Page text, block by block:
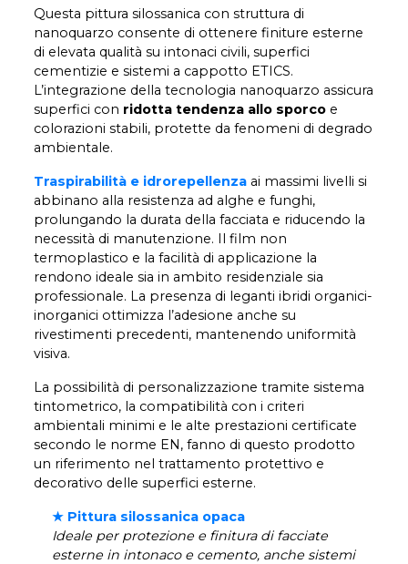
Questa pittura silossanica con struttura di
nanoquarzo consente di ottenere finiture esterne
di elevata qualità su intonaci civili, superfici
cementizie e sistemi a cappotto ETICS.
L’integrazione della tecnologia nanoquarzo assicura
superfici con ridotta tendenza allo sporco e
colorazioni stabili, protette da fenomeni di degrado
ambientale.
Traspirabilità e idrorepellenza ai massimi livelli si
abbinano alla resistenza ad alghe e funghi,
prolungando la durata della facciata e riducendo la
necessità di manutenzione. Il film non
termoplastico e la facilità di applicazione la
rendono ideale sia in ambito residenziale sia
professionale. La presenza di leganti ibridi organici-
inorganici ottimizza l’adesione anche su
rivestimenti precedenti, mantenendo uniformità
visiva.
La possibilità di personalizzazione tramite sistema
tintometrico, la compatibilità con i criteri
ambientali minimi e le alte prestazioni certificate
secondo le norme EN, fanno di questo prodotto
un riferimento nel trattamento protettivo e
decorativo delle superfici esterne.
★ Pittura silossanica opaca
Ideale per protezione e finitura di facciate
esterne in intonaco e cemento, anche sistemi